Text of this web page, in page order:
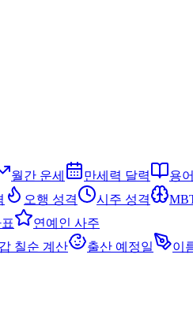
월간 운세 만세력 달력
용
오행 성격 시주 성격
연예인 사주
칠순 계산 출산 예정일 이